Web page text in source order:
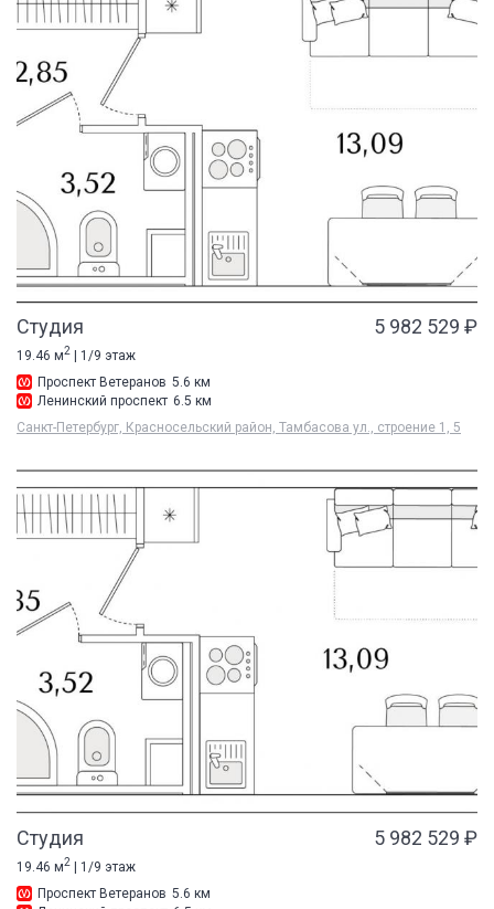
Студия 5 982 529 ₽
19.46 м2
| 1/9 этаж
Проспект Ветеранов 5.6 км
Ленинский проспект 6.5 км
Санкт-Петербург, Красносельский район, Тамбасова ул., строение 1, 5
Студия 5 982 529 ₽
19.46 м2 | 1/9 этаж
Проспект Ветеранов 5.6 км